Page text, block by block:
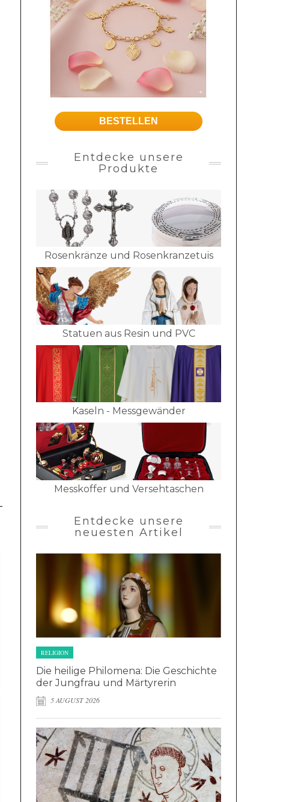
BESTELLEN
Entdecke unsere
Produkte
Rosenkränze und Rosenkranzetuis
Statuen aus Resin und PVC
Kaseln - Messgewänder
Messkoffer und Versehtaschen
Entdecke unsere
neuesten Artikel
RELIGION
Die heilige Philomena: Die Geschichte
der Jungfrau und Märtyrerin
5 AUGUST 2026